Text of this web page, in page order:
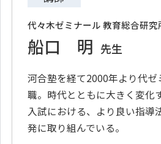
代々木ゼミナール 教育総合研究
船口 明 先生
河合塾を経て2000年より代
職。時代とともに大きく変化
入試における、より良い指導
発に取り組んでいる。